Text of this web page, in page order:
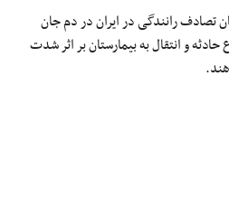
جانباختگان تصادف رانندگی در ایران در دم جان
وقوع حادثه و انتقال به بیمارستان بر اثر شدت